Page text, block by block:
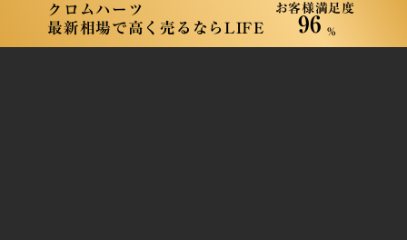
クロムハーツ
最新相場で高く売るならLIFE
お客様満足度
96 %